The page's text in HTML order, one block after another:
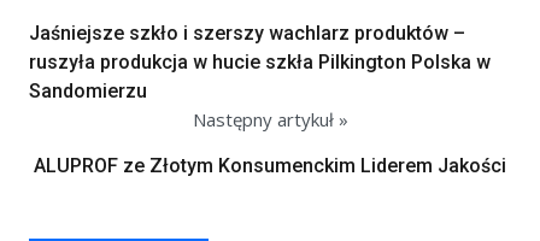
Jaśniejsze szkło i szerszy wachlarz produktów –
ruszyła produkcja w hucie szkła Pilkington Polska w
Sandomierzu
Następny artykuł »
ALUPROF ze Złotym Konsumenckim Liderem Jakości